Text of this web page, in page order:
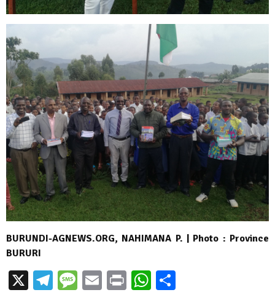
BURUNDI-AGNEWS.ORG, NAHIMANA P. | Photo : Province
BURURI
X Telegram
Message
EmailPrintWhatsApp